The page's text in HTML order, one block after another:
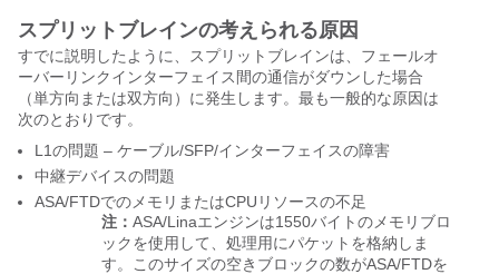
スプリットブレインの考えられる原因
すでに説明したように、スプリットブレインは、フェールオ
ーバーリンクインターフェイス間の通信がダウンした場合
（単方向または双方向）に発生します。最も一般的な原因は
次のとおりです。
L1の問題 – ケーブル/SFP/インターフェイスの障害
中継デバイスの問題
ASA/FTDでのメモリまたはCPUリソースの不足
注： ASA/Linaエンジンは1550バイトのメモリブロ
ックを使用して、処理用にパケットを格納しま
す。このサイズの空きブロックの数がASA/FTDを